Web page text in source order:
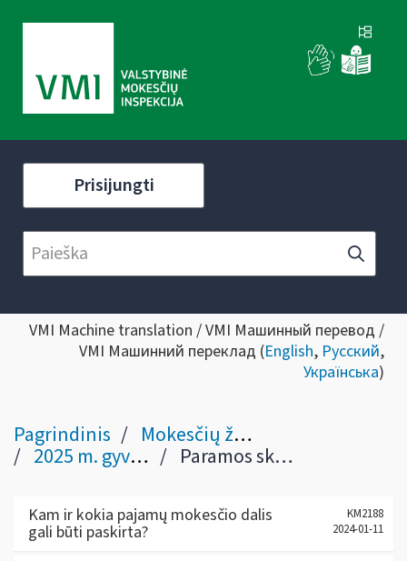
Prisijungti
VMI Machine translation / VMI Машинный перевод /
VMI Машинний переклад (English, Русский,
Українська)
Pagrindinis Mokesčių žinynas
2025 m. gyventojų pajamų ir turto deklaravimas Paramos skyrimas
Kam ir kokia pajamų mokesčio dalis
gali būti paskirta?
KM2188
2024-01-11